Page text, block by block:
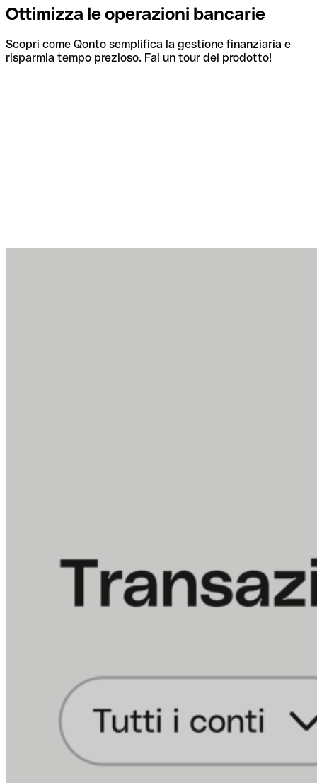
Ottimizza le operazioni bancarie
Scopri come Qonto semplifica la gestione finanziaria e
risparmia tempo prezioso. Fai un tour del prodotto!